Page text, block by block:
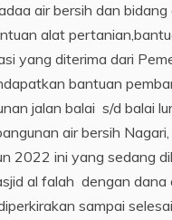
air bersih dan
alat
yang diterima dari
bantuan
jalan balai s/d balai
air bersih
2022 ini yang sedang
al falah dengan
sampai